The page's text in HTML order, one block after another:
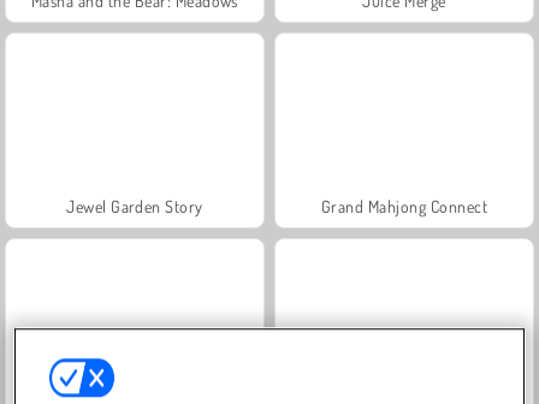
Jewel Garden Story Grand Mahjong Connect